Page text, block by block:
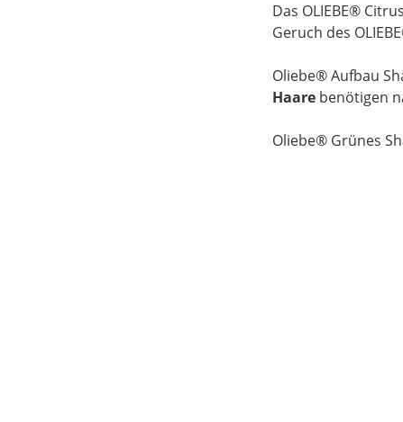
Das OLIEBE®
Geruch des
Oliebe® Aufbau
Haare benötigen
Oliebe® Grünes